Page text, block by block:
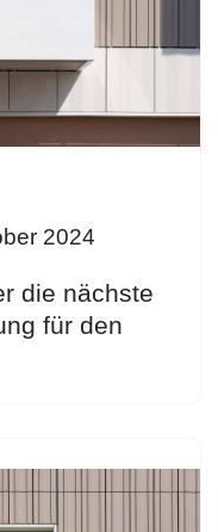
2024
die nächste
für den